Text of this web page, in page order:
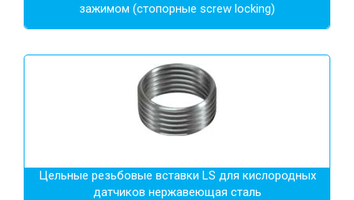
зажимом (стопорные screw locking)
Цельные резьбовые вставки LS для кислородных
датчиков нержавеющая сталь